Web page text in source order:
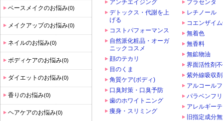
アンチエイジング
デトックス・代謝を上
げる
コストパフォーマンス
自然派化粧品・オーガ
ニックコスメ
顔のテカリ
目のくま
角質ケア(ボディ)
口臭対策・口臭予防
歯のホワイトニング
痩身・スリミング
プラセンタ
レチノール
コエンザイ
無着色
無香料
無鉱物油
界面活性剤
紫外線吸収
アルコール
パラベンフ
アレルギー
旧指定成分
ベースメイクのお悩み(0)
メイクアップのお悩み(0)
ネイルのお悩み(0)
ボディケアのお悩み(0)
ダイエットのお悩み(0)
香りのお悩み(0)
ヘアケアのお悩み(0)